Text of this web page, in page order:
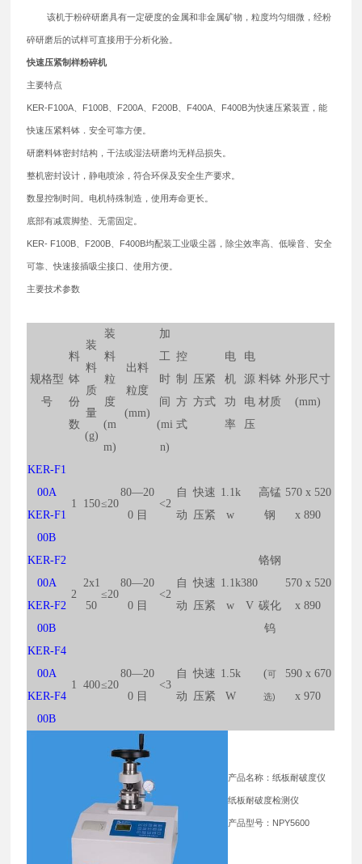
该机于粉碎研磨具有一定硬度的金属和非金属矿物，粒度均匀细微，经粉
碎研磨后的试样可直接用于分析化验。
快速压紧制样粉碎机
主要特点
KER-F100A、F100B、F200A、F200B、F400A、F400B为快速压紧装置，能
快速压紧料钵．安全可靠方便。
研磨料钵密封结构，干法或湿法研磨均无样品损失。
整机密封设计，静电喷涂，符合环保及安全生产要求。
数显控制时间。电机特殊制造，使用寿命更长。
底部有减震脚垫、无需固定。
KER- F100B、F200B、F400B均配装工业吸尘器，除尘效率高、低噪音、安全
可靠、快速接插吸尘接口、使用方便。
主要技术参数
规格型
号
料
钵
份
数
装
料
质
量
(g)
装
料
粒
度
(m
m)
出料
粒度
(mm)
加
工
时
间
(mi
n)
控
制
方
式
压紧
方式
电
机
功
率
电
源
电
压
料钵
材质
外形尺寸
(mm)
KER-F1
00A
KER-F1
00B
1 150≤20
80—20
0 目
<2
自
动
快速
压紧
1.1k
w
380
V
高锰
钢
铬钢
碳化
钨
(可
选)
570 x 520
x 890
KER-F2
00A
KER-F2
00B
2
2x1
50
≤20
80—20
0 目
<2
自
动
快速
压紧
1.1k
w
570 x 520
x 890
KER-F4
00A
KER-F4
00B
1 400≤20
80—20
0 目
<3
自
动
快速
压紧
1.5k
W
590 x 670
x 970
产品名称：纸板耐破度仪
纸板耐破度检测仪
产品型号：NPY5600